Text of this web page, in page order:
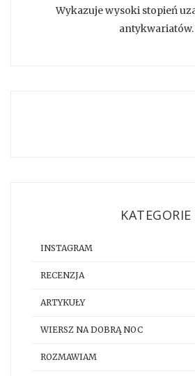
Wykazuje wysoki stopień
antykwariatów.
KATEGORIE
INSTAGRAM
RECENZJA
ARTYKUŁY
WIERSZ NA DOBRĄ NOC
ROZMAWIAM